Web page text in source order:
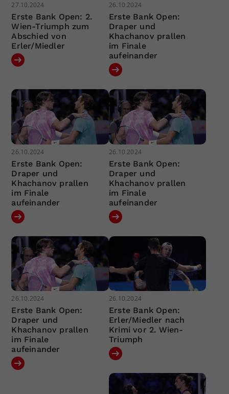
27.10.2024
Erste Bank Open: 2.
Wien-Triumph zum
Abschied von
Erler/Miedler
26.10.2024
Erste Bank Open:
Draper und
Khachanov prallen
im Finale
aufeinander
26.10.2024
Erste Bank Open:
Draper und
Khachanov prallen
im Finale
aufeinander
26.10.2024
Erste Bank Open:
Draper und
Khachanov prallen
im Finale
aufeinander
26.10.2024
Erste Bank Open:
Draper und
Khachanov prallen
im Finale
aufeinander
26.10.2024
Erste Bank Open:
Erler/Miedler nach
Krimi vor 2. Wien-
Triumph